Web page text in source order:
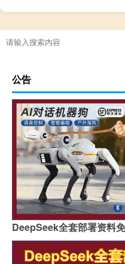
公告
DeepSeek全套部署资料